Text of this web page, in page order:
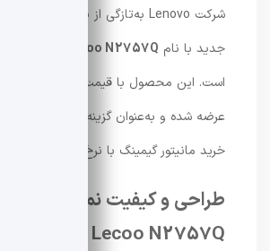
شرکت Lenovo به‌تازگی از یک
جدید با نام Lecoo N2757Q
عرضه شده و به‌عنوان گزینه‌ای جذاب برای
خرید مانیتور گیمینگ با نرخ نوسازی بالا
Lecoo N2757Q